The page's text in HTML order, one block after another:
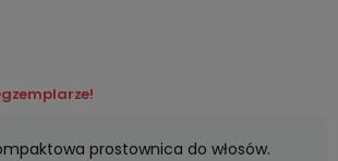
prostownica do włosów.